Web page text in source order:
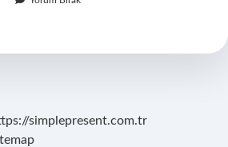
simplepresent.com.tr